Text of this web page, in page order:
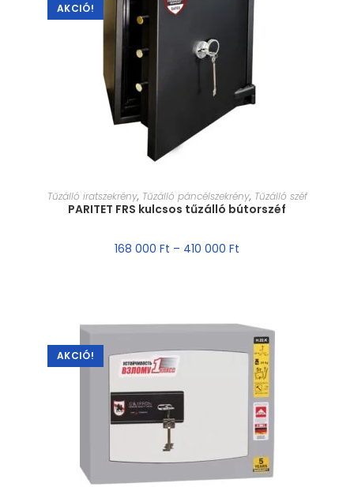
AKCIÓ!
MÉRET VÁLASZTÁSA
Tűzálló iratszekrény, Tűzálló páncélszekrény, Tűzálló széf
PARITET FRS kulcsos tűzálló bútorszéf
168 000 Ft – 410 000 Ft
AKCIÓ!